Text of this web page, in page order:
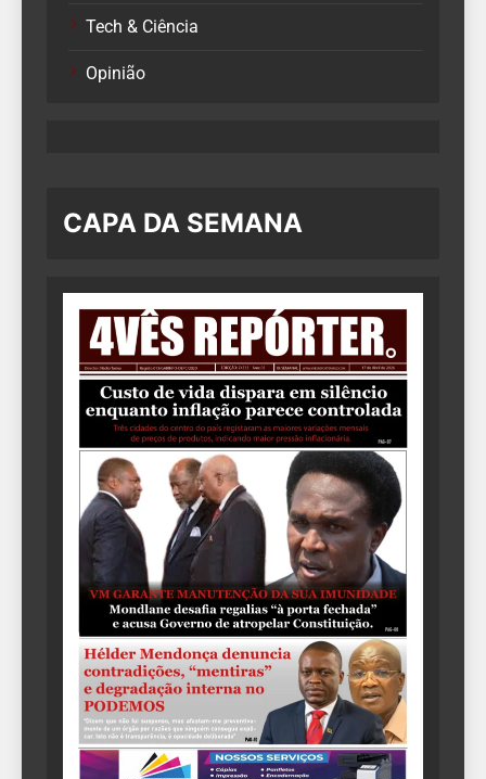
Tech & Ciência
Opinião
CAPA DA SEMANA